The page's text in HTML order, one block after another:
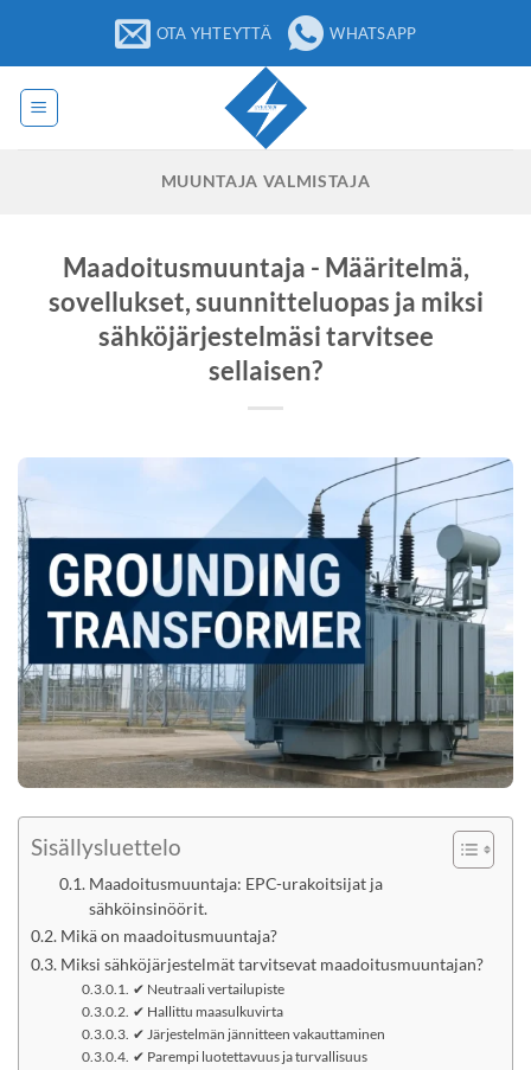
OTA YHTEYTTÄ WHATSAPP
MUUNTAJA VALMISTAJA
Maadoitusmuuntaja - Määritelmä,
sovellukset, suunnitteluopas ja miksi
sähköjärjestelmäsi tarvitsee
sellaisen?
Sisällysluettelo
Maadoitusmuuntaja: EPC-urakoitsijat ja
sähköinsinöörit.
Mikä on maadoitusmuuntaja?
Miksi sähköjärjestelmät tarvitsevat maadoitusmuuntajan?
✔ Neutraali vertailupiste
✔ Hallittu maasulkuvirta
✔ Järjestelmän jännitteen vakauttaminen
✔ Parempi luotettavuus ja turvallisuus